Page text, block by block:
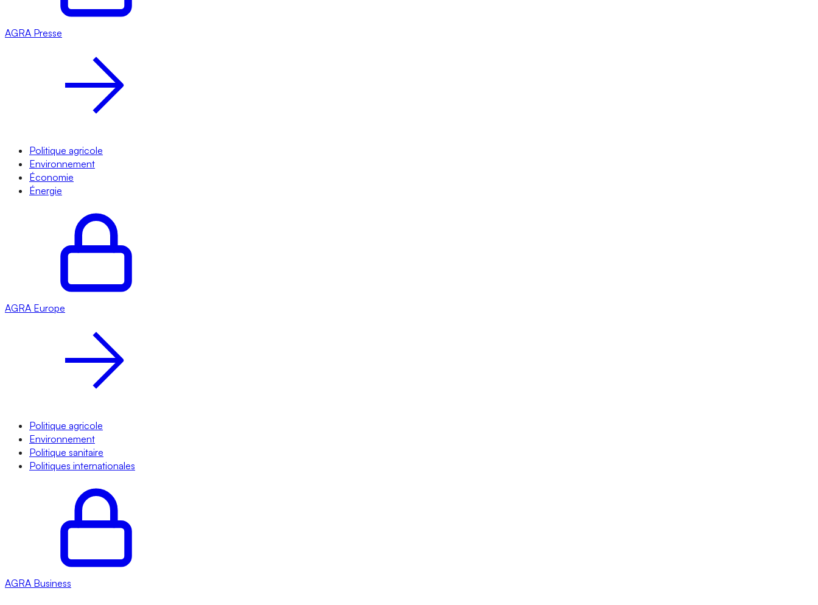
AGRA Presse
Politique agricole
Environnement
Économie
Énergie
AGRA Europe
Politique agricole
Environnement
Politique sanitaire
Politiques internationales
AGRA Business